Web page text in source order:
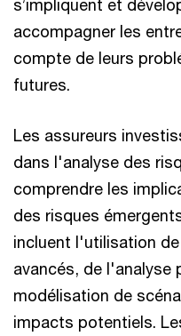
s’impliquent et
accompagner les
compte de leurs
futures.
Les assureurs
dans l'analyse des
comprendre les
des risques
incluent l'utilisation
avancés, de l'analyse
modélisation de
impacts potentiels.